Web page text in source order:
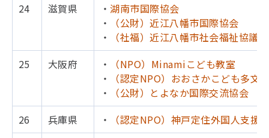
24
滋賀県 ・湖南市国際協会
・
（公財）近江八幡市国際協会
・
（社福）近江八幡市社会福祉協議
25
大阪府 ・
（NPO）Minamiこども教室
・
（認定NPO）おおさかこども多文
・
（公財）とよなか国際交流協会
26
兵庫県 ・
（認定NPO）神戸定住外国人支援